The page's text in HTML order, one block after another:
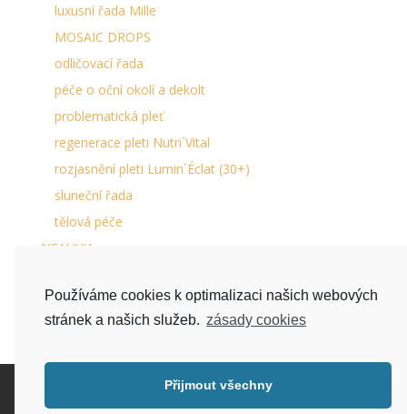
luxusní řada Mille
MOSAIC DROPS
odličovací řada
péče o oční okolí a dekolt
problematická pleť
regenerace pleti Nutri´Vital
rozjasnění pleti Lumin´Éclat (30+)
sluneční řada
tělová péče
NEAUVIA
séra na řasy a obočí
Doprava zboží a platba
Bezplatné vrácení a reklamace
EET
Používáme cookies k optimalizaci našich webových
stránek a našich služeb. zásady cookies
Přijmout všechny